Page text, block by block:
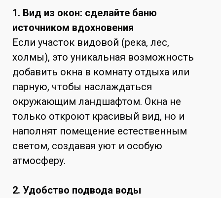
1. Вид из окон: сделайте баню
источником вдохновения
Если участок видовой (река, лес,
холмы), это уникальная возможность
добавить окна в комнату отдыха или
парную, чтобы наслаждаться
окружающим ландшафтом. Окна не
только откроют красивый вид, но и
наполнят помещение естественным
светом, создавая уют и особую
атмосферу.
2. Удобство подвода воды